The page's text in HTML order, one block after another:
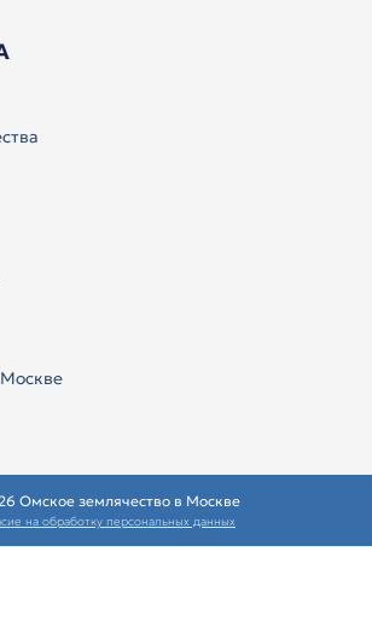
Омское землячество в Москве
на обработку персональных данных